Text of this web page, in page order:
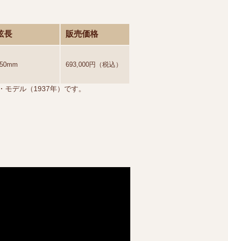
長 販売価格
693,000円（税込）
デル（1937年）です。